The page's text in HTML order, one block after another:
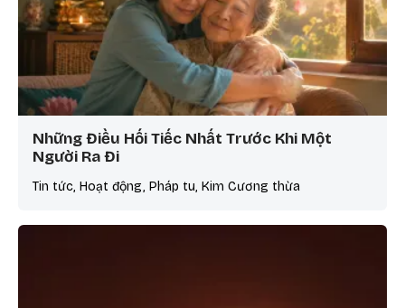
Những Điều Hối Tiếc Nhất Trước Khi Một
Người Ra Đi
Tin tức, Hoạt động, Pháp tu, Kim Cương thừa